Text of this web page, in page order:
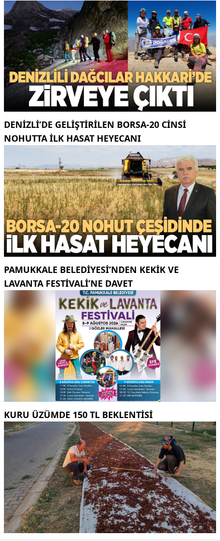
DENIZLI’DE GELIŞTIRILEN BORSA-20 CINSI
NOHUTTA ILK HASAT HEYECANI
PAMUKKALE BELEDIYESI’NDEN KEKIK VE
LAVANTA FESTIVALI’NE DAVET
KURU ÜZÜMDE 150 TL BEKLENTISI